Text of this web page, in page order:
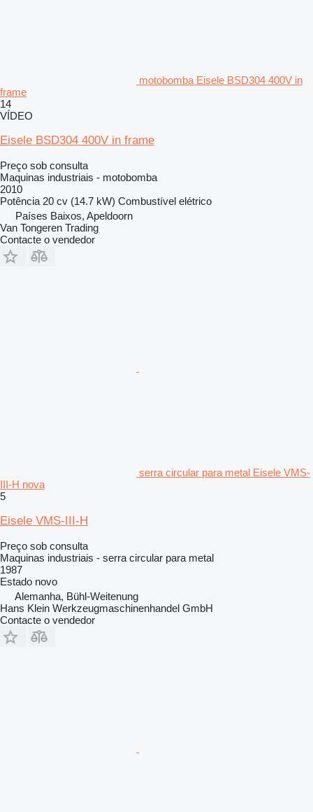
motobomba Eisele BSD304 400V in
frame
14
VÍDEO
Eisele BSD304 400V in frame
Preço sob consulta
Maquinas industriais - motobomba
2010
Potência 20 cv (14.7 kW) Combustível elétrico
Países Baixos, Apeldoorn
Van Tongeren Trading
Contacte o vendedor
serra circular para metal Eisele VMS-
III-H nova
5
Eisele VMS-III-H
Preço sob consulta
Maquinas industriais - serra circular para metal
1987
Estado novo
Alemanha, Bühl-Weitenung
Hans Klein Werkzeugmaschinenhandel GmbH
Contacte o vendedor